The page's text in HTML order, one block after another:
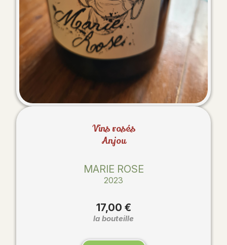
Vins rosés
Anjou
MARIE ROSE
2023
17,00 €
la bouteille